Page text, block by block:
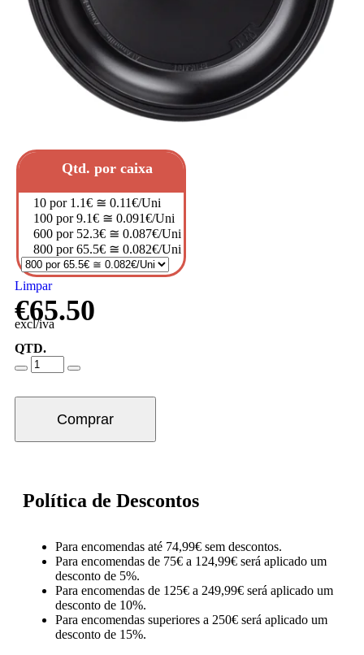
Qtd. por caixa
10 por 1.1€ ≅ 0.11€/Uni
100 por 9.1€ ≅ 0.091€/Uni
600 por 52.3€ ≅ 0.087€/Uni
800 por 65.5€ ≅ 0.082€/Uni
Limpar
€65.50
excl/iva
QTD.
Comprar
Política de Descontos
Para encomendas até 74,99€ sem descontos.
Para encomendas de 75€ a 124,99€ será aplicado um
desconto de 5%.
Para encomendas de 125€ a 249,99€ será aplicado um
desconto de 10%.
Para encomendas superiores a 250€ será aplicado um
desconto de 15%.